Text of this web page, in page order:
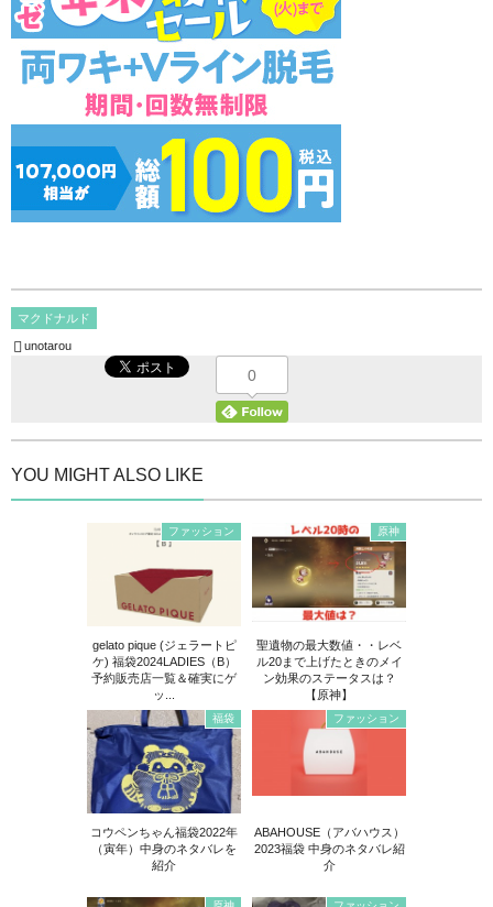
マクドナルド
unotarou
0
YOU MIGHT ALSO LIKE
ファッション
gelato pique (ジェラートピ
ケ) 福袋2024LADIES（B）
予約販売店一覧＆確実にゲ
ッ...
原神
聖遺物の最大数値・・レベ
ル20まで上げたときのメイ
ン効果のステータスは？
【原神】
福袋
コウペンちゃん福袋2022年
（寅年）中身のネタバレを
紹介
ファッション
ABAHOUSE（アバハウス）
2023福袋 中身のネタバレ紹
介